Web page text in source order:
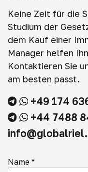
Keine Zeit für die
Studium der
dem Kauf einer
Manager helfen
Kontaktieren Sie
am besten passt.
+49 174
+44 7488
Name *